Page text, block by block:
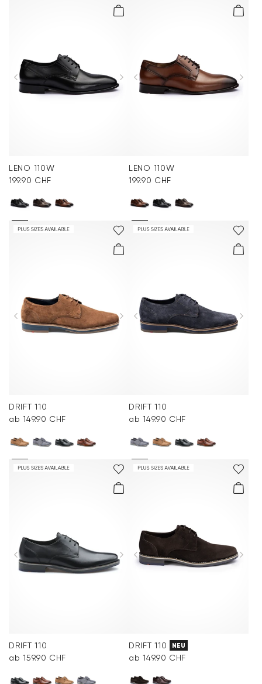
LENO 110W
199.90 CHF
LENO 110W
199.90 CHF
DRIFT 110
ab 149.90 CHF
DRIFT 110
ab 149.90 CHF
DRIFT 110
ab 159.90 CHF
DRIFT 110 NEU
ab 149.90 CHF